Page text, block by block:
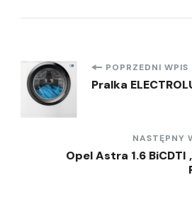
Nawigacja
wpisu
POPRZEDNI WPIS
Pralka
NASTĘPNY
Opel Astra 1.6 BiCDTI